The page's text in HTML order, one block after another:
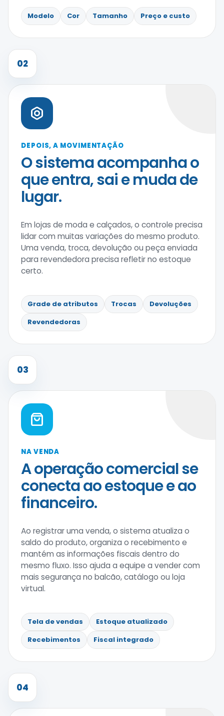
Modelo Cor Tamanho Preço e custo
02
DEPOIS, A MOVIMENTAÇÃO
O sistema acompanha o
que entra, sai e muda de
lugar.
Em lojas de moda e calçados, o controle precisa
lidar com muitas variações do mesmo produto.
Uma venda, troca, devolução ou peça enviada
para revendedora precisa refletir no estoque
certo.
Grade de atributos Trocas
Devoluções
Revendedoras
03
NA VENDA
A operação comercial se
conecta ao estoque e ao
financeiro.
Ao registrar uma venda, o sistema atualiza o
saldo do produto, organiza o recebimento e
mantém as informações fiscais dentro do
mesmo fluxo. Isso ajuda a equipe a vender com
mais segurança no balcão, catálogo ou loja
virtual.
Tela de vendas
Estoque atualizado
Recebimentos
Fiscal integrado
04